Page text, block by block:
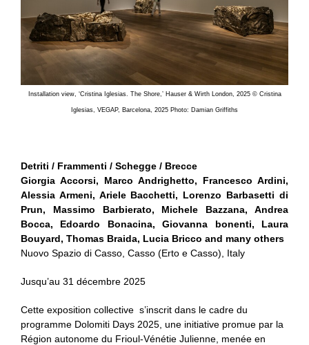
Installation view, ‘Cristina Iglesias. The Shore,’ Hauser & Wirth London, 2025 © Cristina
Iglesias, VEGAP, Barcelona, 2025 Photo: Damian Griffiths
Detriti / Frammenti / Schegge / Brecce
Giorgia Accorsi, Marco Andrighetto, Francesco Ardini,
Alessia Armeni, Ariele Bacchetti, Lorenzo Barbasetti di
Prun, Massimo Barbierato, Michele Bazzana, Andrea
Bocca, Edoardo Bonacina, Giovanna bonenti, Laura
Bouyard, Thomas Braida, Lucia Bricco and many others
Nuovo Spazio di Casso, Casso (Erto e Casso), Italy
Jusqu’au 31 décembre 2025
Cette exposition collective s’inscrit dans le cadre du
programme Dolomiti Days 2025, une initiative promue par la
Région autonome du Frioul-Vénétie Julienne, menée en